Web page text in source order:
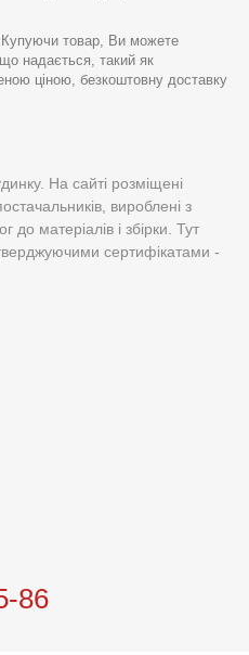
товар, Ви можете
надається, такий як
ціною, безкоштовну доставку
На сайті розміщені
вироблені з
до матеріалів і збірки. Тут
сертифікатами -
86